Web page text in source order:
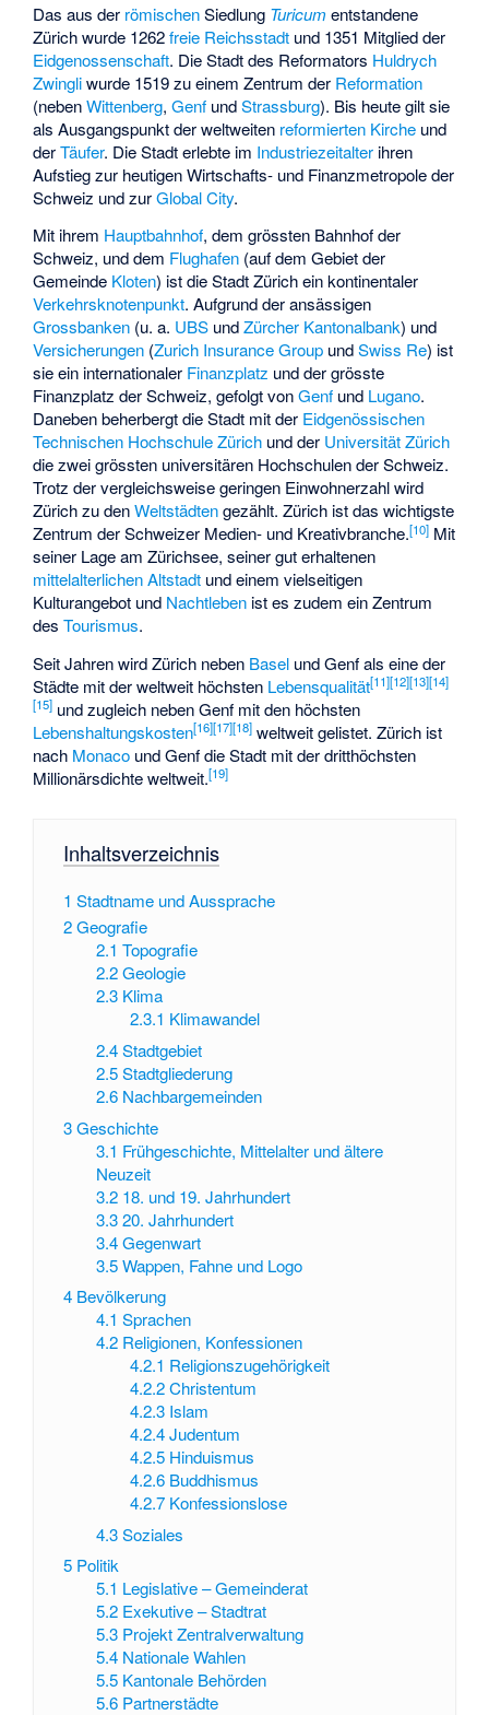
Das aus der römischenSiedlung Turicum entstandene
Zürich wurde 1262freie Reichsstadt und 1351 Mitglied der
Eidgenossenschaft. Die Stadt des Reformators Huldrych
Zwingliwurde 1519 zu einem Zentrum der Reformation
(nebenWittenberg,Genf undStrassburg). Bis heute gilt sie
als Ausgangspunkt der weltweiten reformierten Kirche und
derTäufer. Die Stadt erlebte im Industriezeitalter ihren
Aufstieg zur heutigen Wirtschafts- und Finanzmetropole der
Schweiz und zurGlobal City.
Mit ihrem Hauptbahnhof, dem grössten Bahnhof der
Schweiz, und dem Flughafen (auf dem Gebiet der
Gemeinde Kloten) ist die Stadt Zürich ein kontinentaler
Verkehrsknotenpunkt. Aufgrund der ansässigen
Grossbanken (u. a. UBS undZürcher Kantonalbank) und
Versicherungen (Zurich Insurance Group undSwiss Re) ist
sie ein internationaler Finanzplatz und der grösste
Finanzplatz der Schweiz, gefolgt vonGenf und Lugano.
Daneben beherbergt die Stadt mit der Eidgenössischen
Technischen Hochschule Zürich und der Universität Zürich
die zwei grössten universitären Hochschulen der Schweiz.
Trotz der vergleichsweise geringen Einwohnerzahl wird
Zürich zu denWeltstädtengezählt. Zürich ist das wichtigste
Zentrum der Schweizer Medien- und Kreativbranche.[10] Mit
seiner Lage am Zürichsee, seiner gut erhaltenen
mittelalterlichen Altstadt und einem vielseitigen
Kulturangebot und Nachtleben ist es zudem ein Zentrum
desTourismus.
Seit Jahren wird Zürich neben Basel und Genf als eine der
Städte mit der weltweit höchsten Lebensqualität[11][12][13][14]
[15] und zugleich neben Genf mit den höchsten
Lebenshaltungskosten[16][17][18] weltweit gelistet. Zürich ist
nach Monaco und Genf die Stadt mit der dritthöchsten
Millionärsdichte weltweit.[19]
Inhaltsverzeichnis
1 Stadtname und Aussprache
2Geografie
2.1 Topografie
2.2 Geologie
2.3 Klima
2.3.1 Klimawandel
2.4 Stadtgebiet
2.5 Stadtgliederung
2.6 Nachbargemeinden
3Geschichte
3.1 Frühgeschichte, Mittelalter und ältere
Neuzeit
3.2 18. und 19. Jahrhundert
3.3 20. Jahrhundert
3.4 Gegenwart
3.5 Wappen, Fahne und Logo
4 Bevölkerung
4.1 Sprachen
4.2 Religionen, Konfessionen
4.2.1 Religionszugehörigkeit
4.2.2 Christentum
4.2.3 Islam
4.2.4 Judentum
4.2.5 Hinduismus
4.2.6 Buddhismus
4.2.7 Konfessionslose
4.3 Soziales
5 Politik
5.1 Legislative – Gemeinderat
5.2 Exekutive – Stadtrat
5.3 Projekt Zentralverwaltung
5.4 Nationale Wahlen
5.5 Kantonale Behörden
5.6 Partnerstädte